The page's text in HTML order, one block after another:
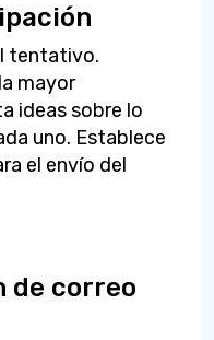
tentativo.
mayor
ideas sobre lo
uno. Establece
el envío del
de correo